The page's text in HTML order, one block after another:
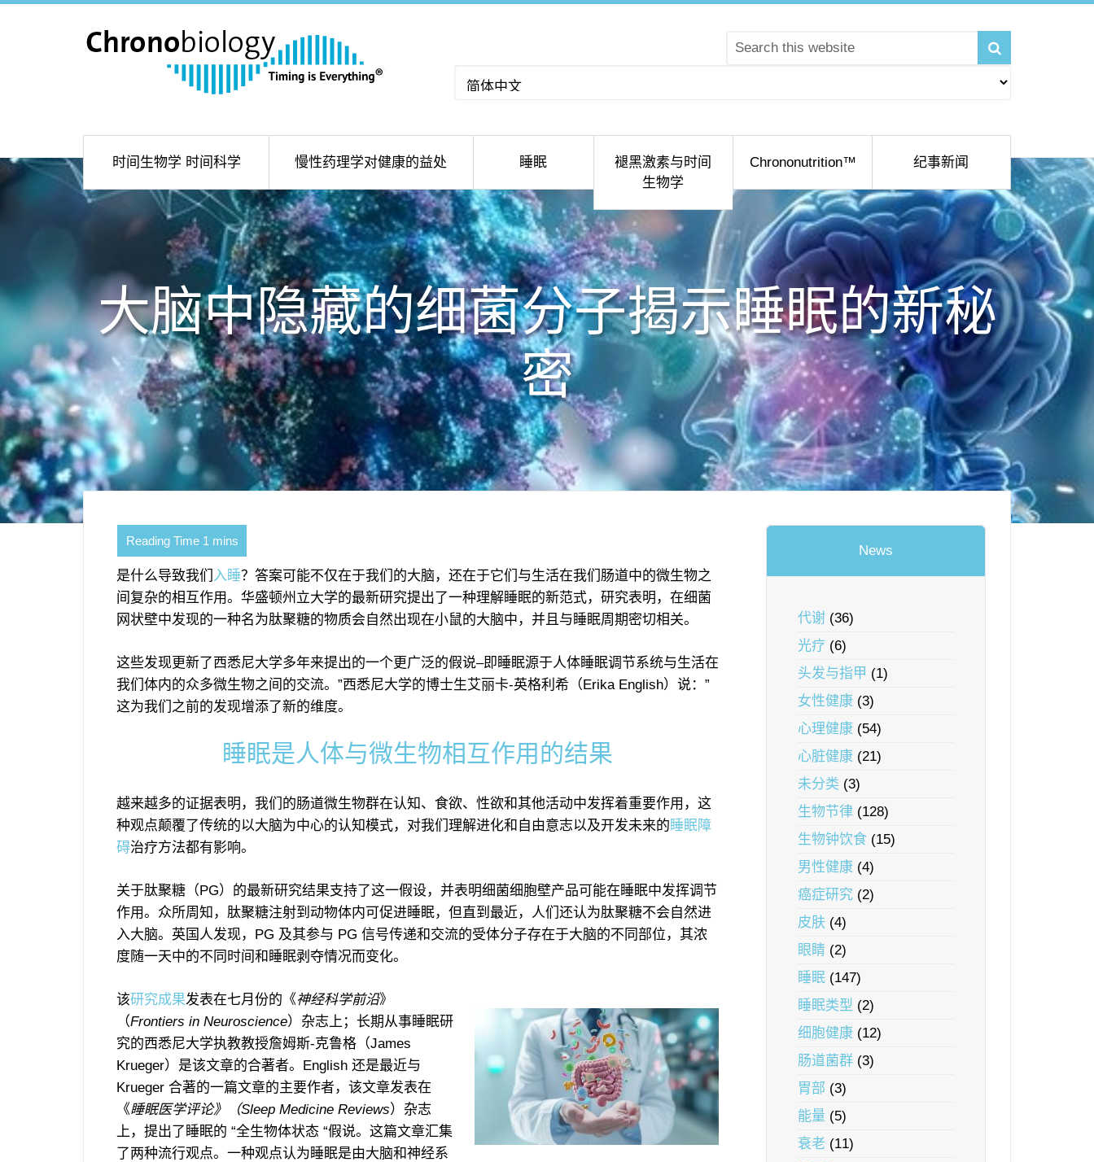
言
时间生物学 时间科学
慢性药理学对健康的益处 睡眠
褪黑激素与时间
生物学
Chrononutrition™ 纪事新闻
大脑中隐藏的细菌分子揭示睡眠的新秘
密
是什么导致我们 入睡？答案可能不仅在于我们的大脑，还在于它们与生活在我们肠道中的微生物之
间复杂的相互作用。华盛顿州立大学的最新研究提出了一种理解睡眠的新范式，研究表明，在细菌
网状壁中发现的一种名为肽聚糖的物质会自然出现在小鼠的大脑中，并且与睡眠周期密切相关。
这些发现更新了西悉尼大学多年来提出的一个更广泛的假说–即睡眠源于人体睡眠调节系统与生活在
我们体内的众多微生物之间的交流。”西悉尼大学的博士生艾丽卡-英格利希（Erika English）说：”
这为我们之前的发现增添了新的维度。
睡眠是人体与微生物相互作用的结果
越来越多的证据表明，我们的肠道微生物群在认知、食欲、性欲和其他活动中发挥着重要作用，这
种观点颠覆了传统的以大脑为中心的认知模式，对我们理解进化和自由意志以及开发未来的睡眠障
碍治疗方法都有影响。
关于肽聚糖（PG）的最新研究结果支持了这一假设，并表明细菌细胞壁产品可能在睡眠中发挥调节
作用。众所周知，肽聚糖注射到动物体内可促进睡眠，但直到最近，人们还认为肽聚糖不会自然进
入大脑。英国人发现，PG 及其参与 PG 信号传递和交流的受体分子存在于大脑的不同部位，其浓
度随一天中的不同时间和睡眠剥夺情况而变化。
该研究成果发表在七月份的《神经科学前沿》
（Frontiers in Neuroscience）杂志上；长期从事睡眠研
究的西悉尼大学执教教授詹姆斯-克鲁格（James
Krueger）是该文章的合著者。English 还是最近与
Krueger 合著的一篇文章的主要作者，该文章发表在
《睡眠医学评论》（Sleep Medicine Reviews）杂志
上，提出了睡眠的 “全生物体状态 “假说。这篇文章汇集
了两种流行观点。一种观点认为睡眠是由大脑和神经系
News
代谢 (36)
光疗 (6)
头发与指甲 (1)
女性健康 (3)
心理健康 (54)
心脏健康 (21)
未分类 (3)
生物节律 (128)
生物钟饮食 (15)
男性健康 (4)
癌症研究 (2)
皮肤 (4)
眼睛 (2)
睡眠 (147)
睡眠类型 (2)
细胞健康 (12)
肠道菌群 (3)
胃部 (3)
能量 (5)
衰老 (11)